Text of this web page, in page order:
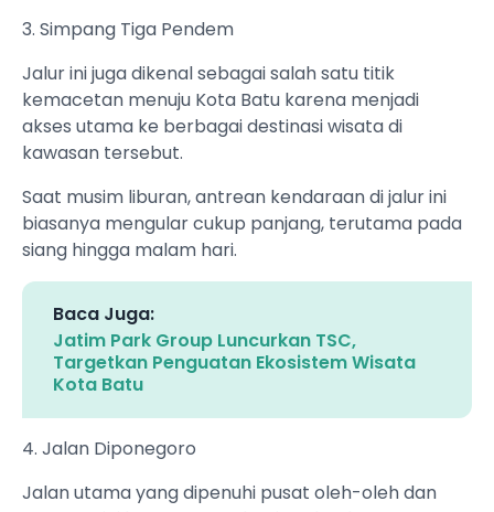
3. Simpang Tiga Pendem
Jalur ini juga dikenal sebagai salah satu titik
kemacetan menuju Kota Batu karena menjadi
akses utama ke berbagai destinasi wisata di
kawasan tersebut.
Saat musim liburan, antrean kendaraan di jalur ini
biasanya mengular cukup panjang, terutama pada
siang hingga malam hari.
Baca Juga:
Jatim Park Group Luncurkan TSC,
Targetkan Penguatan Ekosistem Wisata
Kota Batu
4. Jalan Diponegoro
Jalan utama yang dipenuhi pusat oleh-oleh dan